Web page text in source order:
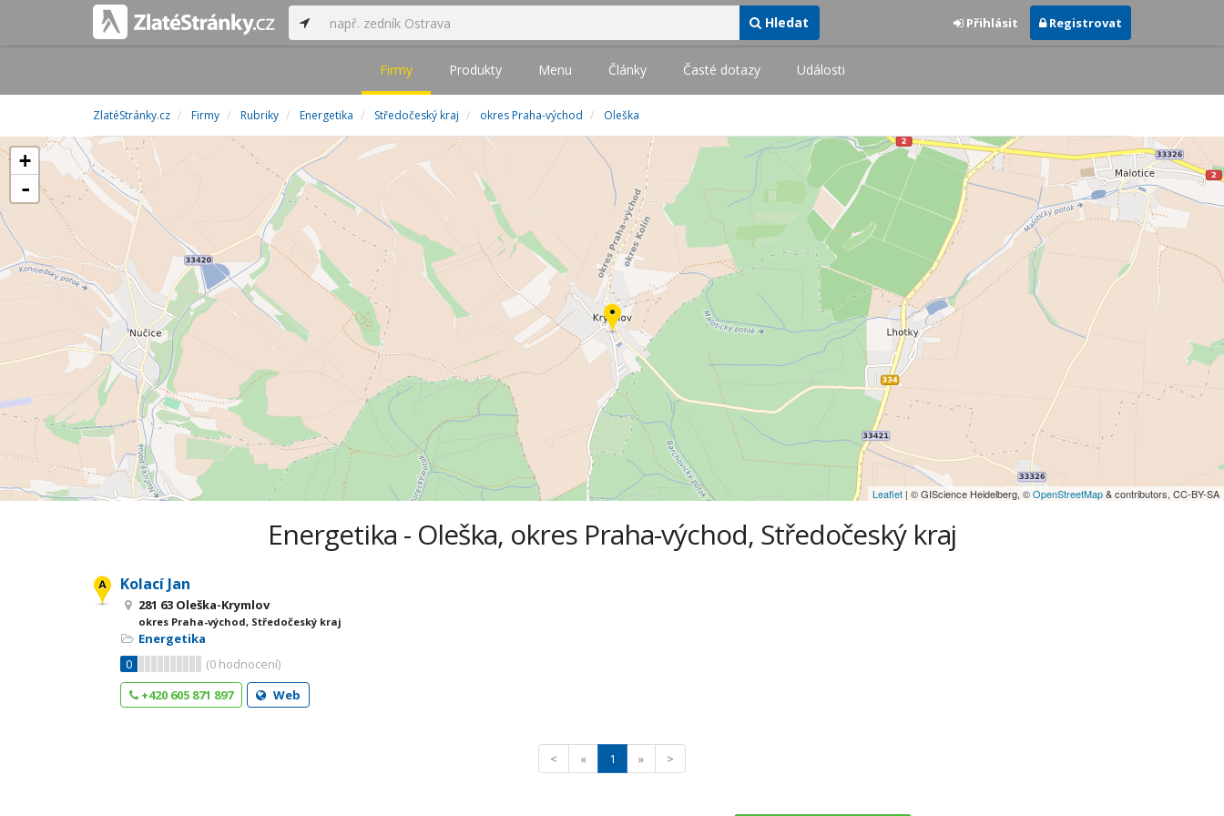
Hledat Přihlásit Registrovat
Firmy Produkty Menu Články Časté dotazy Události
ZlatéStránky.cz Firmy Rubriky Energetika Středočeský kraj okres Praha-východ Oleška
+
-
Leaflet | © GIScience Heidelberg, ©OpenStreetMap& contributors, CC-BY-SA
Energetika - Oleška, okres Praha-východ, Středočeský kraj
Kolací Jan
281 63 Oleška-Krymlov
okres Praha-východ, Středočeský kraj
Energetika
0
(0 hodnocení)
+420 605 871 897
Web
< « 1 » >